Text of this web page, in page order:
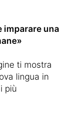
imparare una
ti mostra
lingua in
più